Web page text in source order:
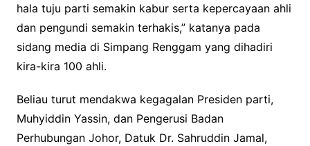
hala tuju parti semakin kabur serta kepercayaan ahli
dan pengundi semakin terhakis,” katanya pada
sidang media di Simpang Renggam yang dihadiri
kira-kira 100 ahli.
Beliau turut mendakwa kegagalan Presiden parti,
Muhyiddin Yassin, dan Pengerusi Badan
Perhubungan Johor, Datuk Dr. Sahruddin Jamal,